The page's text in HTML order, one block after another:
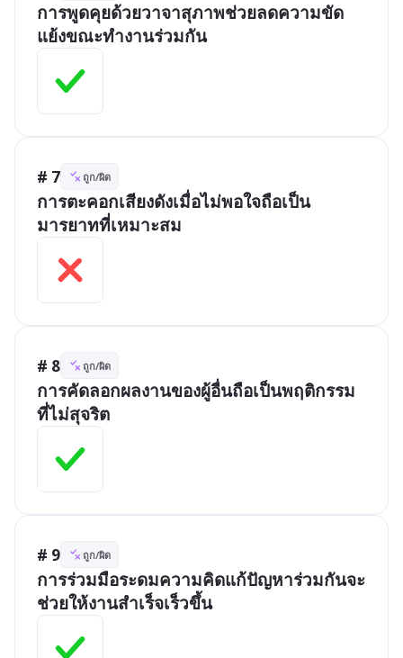
การพูดคุยด้วยวาจาสุภาพช่วยลดความขัด
แย้งขณะทำงานร่วมกัน
# 7 ถูก/ผิด
การตะคอกเสียงดังเมื่อไม่พอใจถือเป็น
มารยาทที่เหมาะสม
# 8 ถูก/ผิด
การคัดลอกผลงานของผู้อื่นถือเป็นพฤติกรรม
ที่ไม่สุจริต
# 9 ถูก/ผิด
การร่วมมือระดมความคิดแก้ปัญหาร่วมกันจะ
ช่วยให้งานสำเร็จเร็วขึ้น